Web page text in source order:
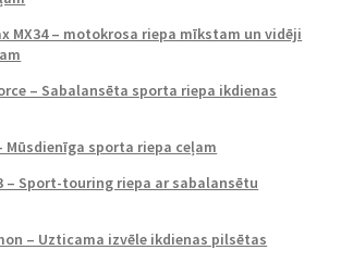
MX34 – motokrosa riepa mīkstam un vidēji
– Sabalansēta sporta riepa ikdienas
Mūsdienīga sporta riepa ceļam
– Sport-touring riepa ar sabalansētu
– Uzticama izvēle ikdienas pilsētas